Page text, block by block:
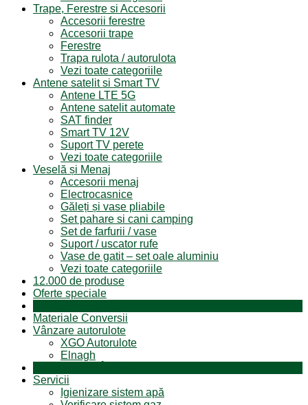
Trape, Ferestre si Accesorii
Accesorii ferestre
Accesorii trape
Ferestre
Trapa rulota / autorulota
Vezi toate categoriile
Antene satelit si Smart TV
Antene LTE 5G
Antene satelit automate
SAT finder
Smart TV 12V
Suport TV perete
Vezi toate categoriile
Veselă și Menaj
Accesorii menaj
Electrocasnice
Găleți și vase pliabile
Set pahare si cani camping
Set de farfurii / vase
Suport / uscator rufe
Vase de gatit – set oale aluminiu
Vezi toate categoriile
12.000 de produse
Oferte speciale
Materiale Conversii
Vânzare autorulote
XGO Autorulote
Elnagh
Servicii
Igienizare sistem apă